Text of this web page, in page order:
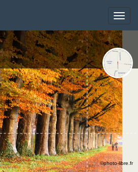
Toggle
©photo-libre.fr
Toggle